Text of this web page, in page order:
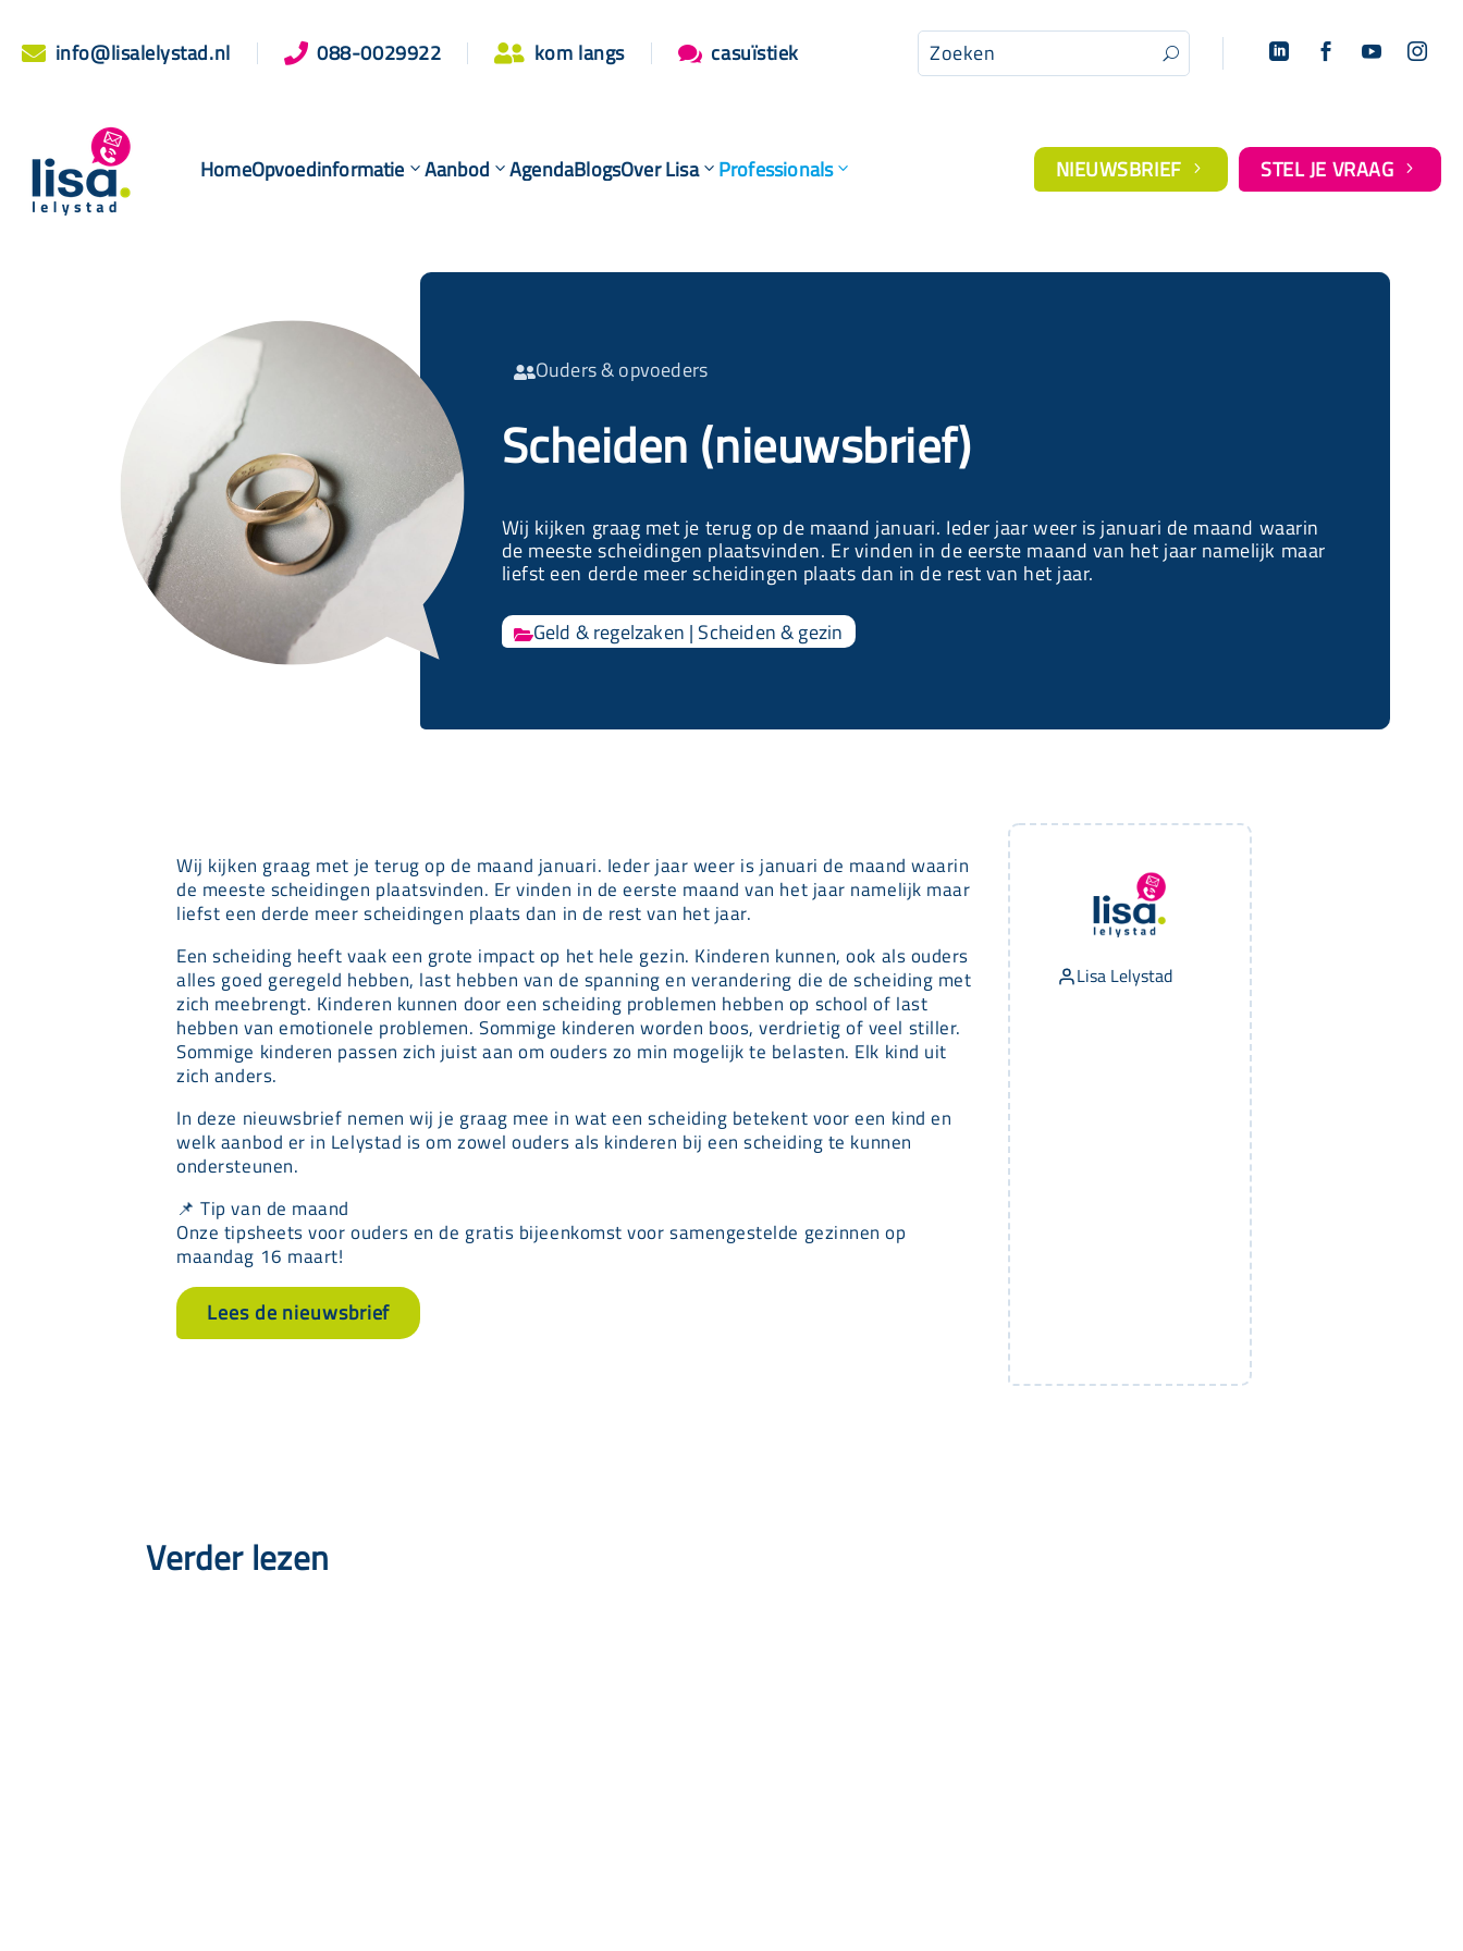
 info@lisalelystad.nl  088-0029922  kom langs  casuïstiek U    
HomeOpvoedinformatie Aanbod AgendaBlogsOver Lisa Professionals NIEUWSBRIEF 5 STEL JE VRAAG 5
Ouders & opvoeders
Scheiden (nieuwsbrief)
Wij kijken graag met je terug op de maand januari. Ieder jaar weer is januari de maand waarin
de meeste scheidingen plaatsvinden. Er vinden in de eerste maand van het jaar namelijk maar
liefst een derde meer scheidingen plaats dan in de rest van het jaar.
Geld & regelzaken | Scheiden & gezin
Wij kijken graag met je terug op de maand januari. Ieder jaar weer is januari de maand waarin
de meeste scheidingen plaatsvinden. Er vinden in de eerste maand van het jaar namelijk maar
liefst een derde meer scheidingen plaats dan in de rest van het jaar.
Een scheiding heeft vaak een grote impact op het hele gezin. Kinderen kunnen, ook als ouders
alles goed geregeld hebben, last hebben van de spanning en verandering die de scheiding met
zich meebrengt. Kinderen kunnen door een scheiding problemen hebben op school of last
hebben van emotionele problemen. Sommige kinderen worden boos, verdrietig of veel stiller.
Sommige kinderen passen zich juist aan om ouders zo min mogelijk te belasten. Elk kind uit
zich anders.
In deze nieuwsbrief nemen wij je graag mee in wat een scheiding betekent voor een kind en
welk aanbod er in Lelystad is om zowel ouders als kinderen bij een scheiding te kunnen
ondersteunen.
📌 Tip van de maand
Onze tipsheets voor ouders en de gratis bijeenkomst voor samengestelde gezinnen op
maandag 16 maart!
Lees de nieuwsbrief
Lisa Lelystad
Verder lezen